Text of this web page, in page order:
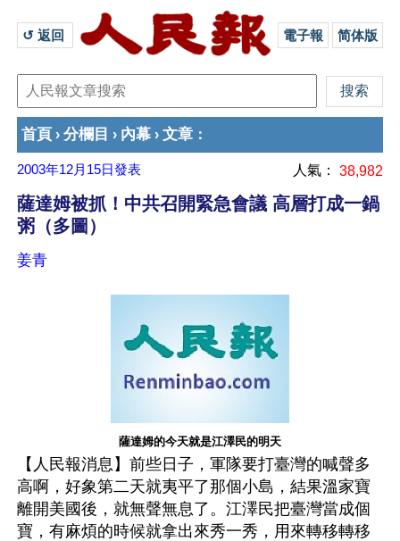
↺ 返回 電子報 简体版
首頁 › 分欄目 › 內幕 › 文章 ：
2003年12月15日發表 人氣： 38,982
薩達姆被抓！中共召開緊急會議 高層打成一鍋
粥（多圖）
姜青
薩達姆的今天就是江澤民的明天
【人民報消息】前些日子，軍隊要打臺灣的喊聲多
高啊，好象第二天就夷平了那個小島，結果溫家寶
離開美國後，就無聲無息了。江澤民把臺灣當成個
寶，有麻煩的時候就拿出來秀一秀，用來轉移轉移